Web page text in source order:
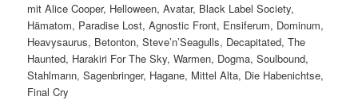
mit Alice Cooper, Helloween, Avatar, Black Label Society,
Hämatom, Paradise Lost, Agnostic Front, Ensiferum, Dominum,
Heavysaurus, Betonton, Steve’n’Seagulls, Decapitated, The
Haunted, Harakiri For The Sky, Warmen, Dogma, Soulbound,
Stahlmann, Sagenbringer, Hagane, Mittel Alta, Die Habenichtse,
Final Cry